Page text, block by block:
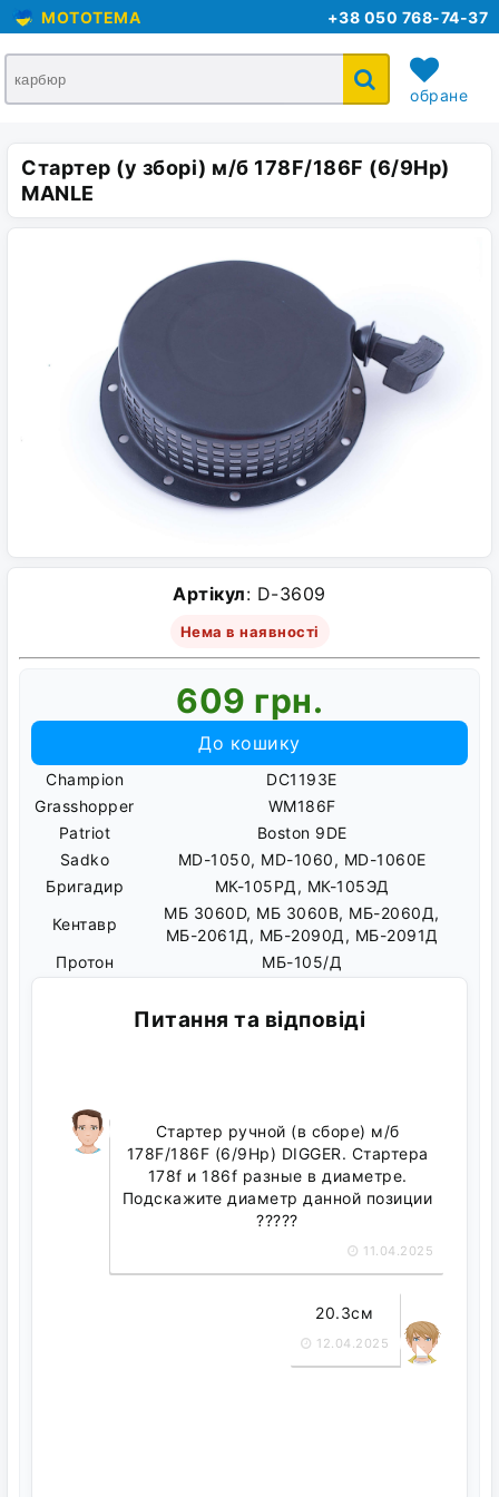
MOTOTEMA +38 050 768-74-37
обране
кошик
Стартер (у зборі) м/б 178F/186F (6/9Hp)
MANLE
Артікул: D-3609
Нема в наявності
609 грн.
До кошику
Champion
DC1193E
Grasshopper
WM186F
Patriot
Boston 9DE
Sadko
MD-1050, MD-1060, MD-1060E
Бригадир
МК-105РД, МК-105ЭД
Кентавр
МБ 3060D, МБ 3060B, МБ-2060Д,
МБ-2061Д, МБ-2090Д, МБ-2091Д
Протон
МБ-105/Д
Питання та відповіді
Стартер ручной (в сборе) м/б
178F/186F (6/9Hp) DIGGER. Стартера
178f и 186f разные в диаметре.
Подскажите диаметр данной позиции
?????
11.04.2025
20.3см
12.04.2025